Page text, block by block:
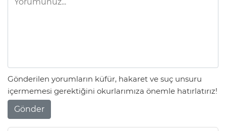
Gönderilen yorumların küfür, hakaret ve suç unsuru
içermemesi gerektiğini okurlarımıza önemle hatırlatırız!
Gönder